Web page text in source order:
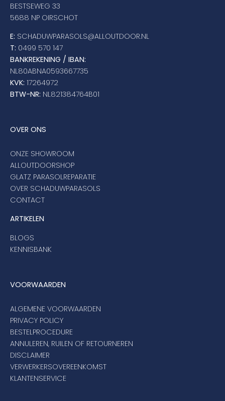
BESTSEWEG 33
5688 NP OIRSCHOT
E: SCHADUWPARASOLS@ALLOUTDOOR.NL
T: 0499 570 147
BANKREKENING / IBAN:
NL80ABNA0593667735
KVK: 17264972
BTW-NR: NL821384764B01
OVER ONS
ONZE SHOWROOM
ALLOUTDOORSHOP
GLATZ PARASOLREPARATIE
OVER SCHADUWPARASOLS
CONTACT
ARTIKELEN
BLOGS
KENNISBANK
VOORWAARDEN
ALGEMENE VOORWAARDEN
PRIVACY POLICY
BESTELPROCEDURE
ANNULEREN, RUILEN OF RETOURNEREN
DISCLAIMER
VERWERKERSOVEREENKOMST
KLANTENSERVICE